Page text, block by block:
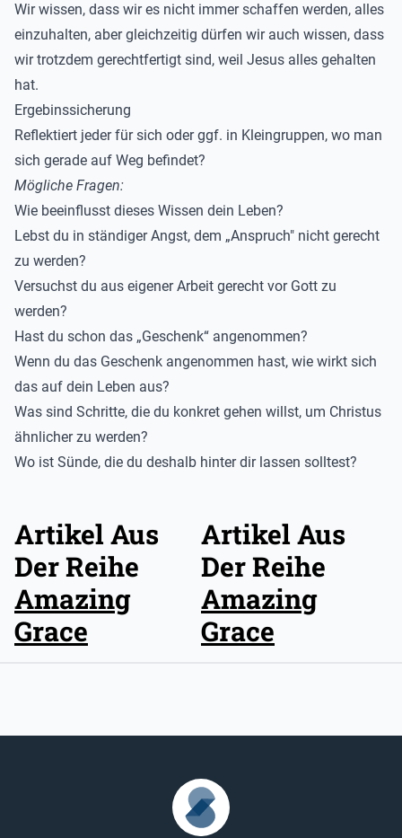
Wir wissen, dass wir es nicht immer schaffen werden, alles
einzuhalten, aber gleichzeitig dürfen wir auch wissen, dass
wir trotzdem gerechtfertigt sind, weil Jesus alles gehalten
hat.
Ergebinssicherung
Reflektiert jeder für sich oder ggf. in Kleingruppen, wo man
sich gerade auf Weg befindet?
Mögliche Fragen:
Wie beeinflusst dieses Wissen dein Leben?
Lebst du in ständiger Angst, dem „Anspruch" nicht gerecht
zu werden?
Versuchst du aus eigener Arbeit gerecht vor Gott zu
werden?
Hast du schon das „Geschenk“ angenommen?
Wenn du das Geschenk angenommen hast, wie wirkt sich
das auf dein Leben aus?
Was sind Schritte, die du konkret gehen willst, um Christus
ähnlicher zu werden?
Wo ist Sünde, die du deshalb hinter dir lassen solltest?
Artikel Aus
Der Reihe
Amazing
Grace
Artikel Aus
Der Reihe
Amazing
Grace